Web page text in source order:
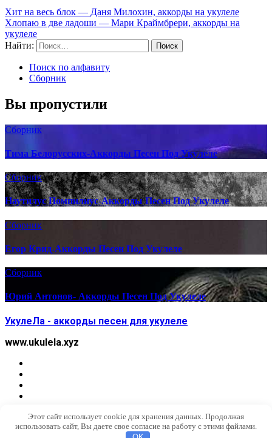
Хит на весь блок — Даня Милохин, аккорды на укулеле
Хлопаю в две ладоши — Мари Краймбрери, аккорды на
укулеле
Найти:
Поиск по алфавиту
Сборник
Вы пропустили
Сборник
Тима Белорусских-Аккорды Песен Под Укулеле
Сборник
Наутилус Помпилиус-Аккорды Песен Под Укулеле
Сборник
Егор Крид-Аккорды Песен Под Укулеле
Сборник
Юрий Антонов- Аккорды Песен Под Укулеле
УкулеЛа - аккорды песен для укулеле
www.ukulela.xyz
Этот сайт использует cookie для хранения данных. Продолжая
использовать сайт, Вы даете свое согласие на работу с этими файлами.